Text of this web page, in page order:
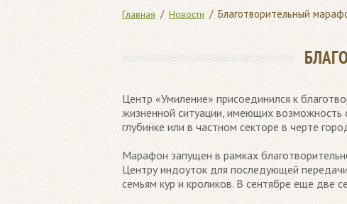
Главная / Новости / Благотворительный
Центр «Умиление» присоединился к
жизненной ситуации, имеющих возможность
глубинке или в частном секторе в черте
Марафон запущен в рамках
Центру индоуток для последующей
семьям кур и кроликов. В сентябре еще две